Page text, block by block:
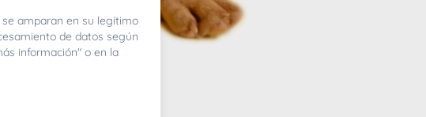
amparan en su legítimo
de datos según
información" o en la